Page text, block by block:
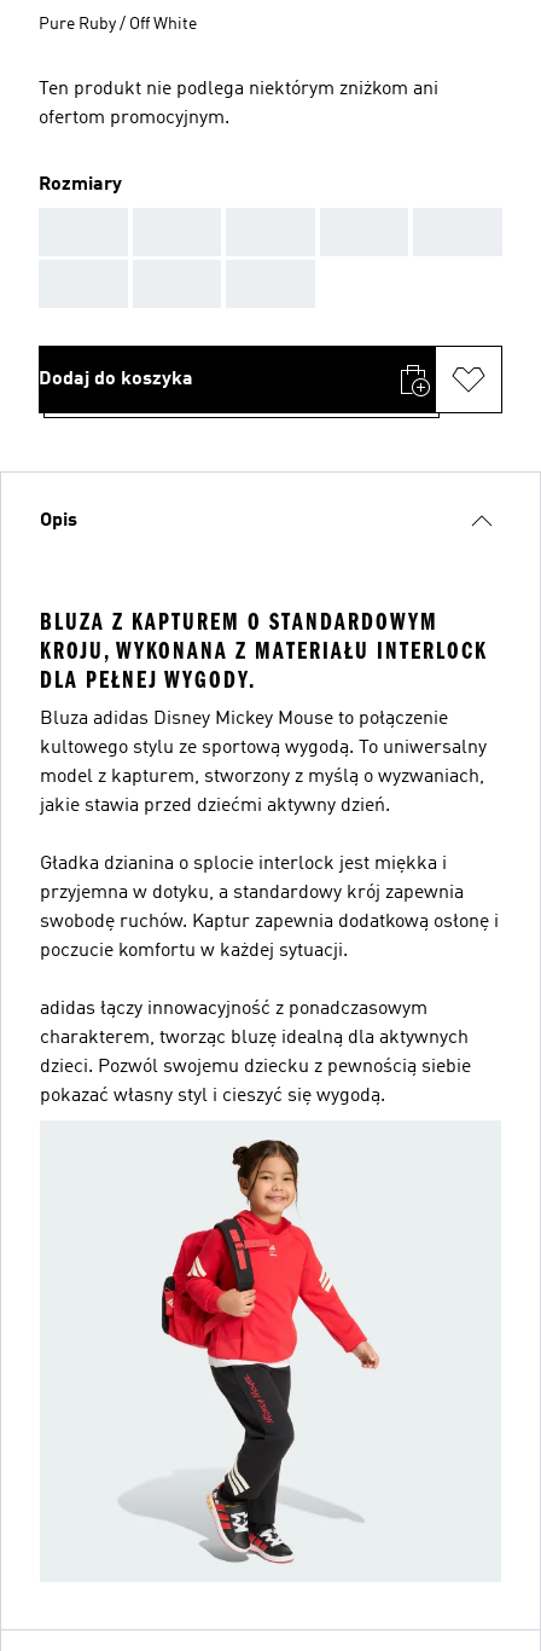
Pure Ruby / Off White
Ten produkt nie podlega niektórym zniżkom ani
ofertom promocyjnym.
Rozmiary
Dodaj do koszyka
Opis
BLUZA Z KAPTUREM O STANDARDOWYM
KROJU, WYKONANA Z MATERIAŁU INTERLOCK
DLA PEŁNEJ WYGODY.
Bluza adidas Disney Mickey Mouse to połączenie
kultowego stylu ze sportową wygodą. To uniwersalny
model z kapturem, stworzony z myślą o wyzwaniach,
jakie stawia przed dziećmi aktywny dzień.
Gładka dzianina o splocie interlock jest miękka i
przyjemna w dotyku, a standardowy krój zapewnia
swobodę ruchów. Kaptur zapewnia dodatkową osłonę i
poczucie komfortu w każdej sytuacji.
adidas łączy innowacyjność z ponadczasowym
charakterem, tworząc bluzę idealną dla aktywnych
dzieci. Pozwól swojemu dziecku z pewnością siebie
pokazać własny styl i cieszyć się wygodą.